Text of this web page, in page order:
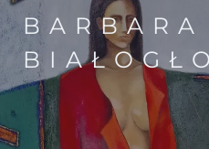
BARBARA